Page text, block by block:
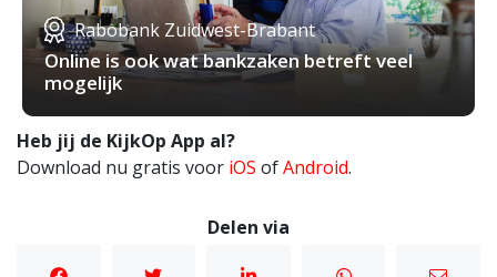
Rabobank Zuidwest-Brabant
Online is ook wat bankzaken betreft veel
mogelijk
Heb jij de KijkOp App al?
Download nu gratis voor iOS ofAndroid.
Delen via